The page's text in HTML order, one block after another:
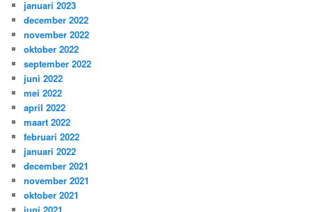
januari 2023
december 2022
november 2022
oktober 2022
september 2022
juni 2022
mei 2022
april 2022
maart 2022
februari 2022
januari 2022
december 2021
november 2021
oktober 2021